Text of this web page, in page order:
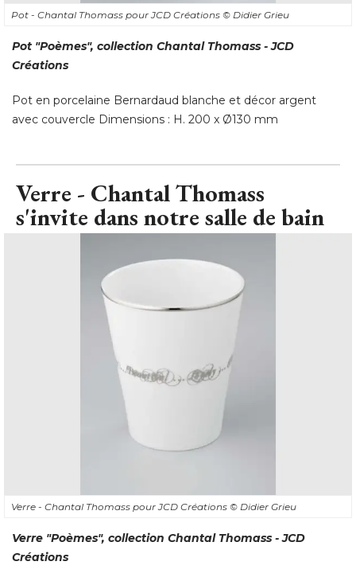
Pot - Chantal Thomass pour JCD Créations © Didier Grieu
Pot "Poèmes", collection Chantal Thomass - JCD
Créations
Pot en porcelaine Bernardaud blanche et décor argent
avec couvercle Dimensions : H. 200 x Ø130 mm
Verre - Chantal Thomass
s'invite dans notre salle de bain
Verre - Chantal Thomass pour JCD Créations © Didier Grieu
Verre "Poèmes", collection Chantal Thomass - JCD
Créations